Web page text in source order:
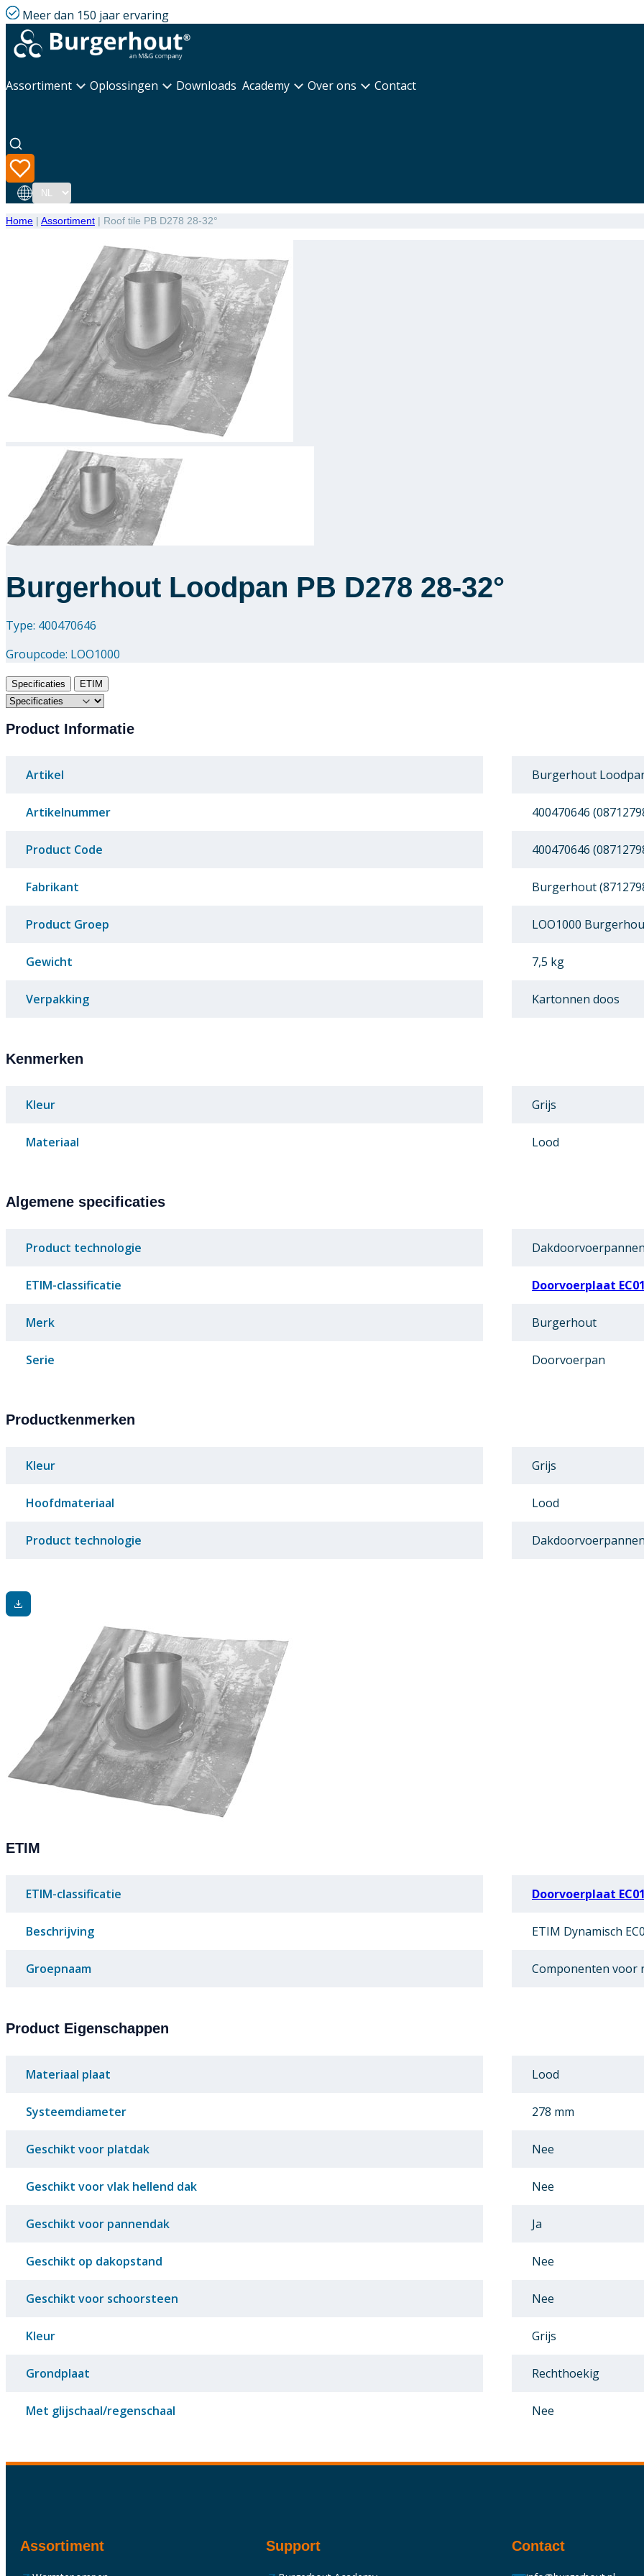
Meer dan 150 jaar ervaring
Assortiment Oplossingen Downloads Academy Over ons Contact
Taal
Home | Assortiment | Roof tile PB D278 28-32°
Burgerhout Loodpan PB D278 28-32°
Type: 400470646
Groupcode: LOO1000
Specificaties ETIM
Product Informatie
Artikel Burgerhout
Artikelnummer 400470646
Product Code 400470646
Fabrikant Burgerhout
Product Groep LOO1000
Gewicht 7,5 kg
Verpakking Kartonnen doos
Kenmerken
Kleur Grijs
Materiaal Lood
Algemene specificaties
Product technologie
ETIM-classificatie Doorvoerplaat
Merk Burgerhout
Serie Doorvoerpan
Productkenmerken
Kleur Grijs
Hoofdmateriaal Lood
Product technologie
ETIM
ETIM-classificatie Doorvoerplaat
Beschrijving ETIM Dynamisch
Groepnaam Componenten voor
Product Eigenschappen
Materiaal plaat Lood
Systeemdiameter 278 mm
Geschikt voor platdak Nee
Geschikt voor vlak hellend dak Nee
Geschikt voor pannendak Ja
Geschikt op dakopstand Nee
Geschikt voor schoorsteen Nee
Kleur Grijs
Grondplaat Rechthoekig
Met glijschaal/regenschaal Nee
Assortiment Support Contact